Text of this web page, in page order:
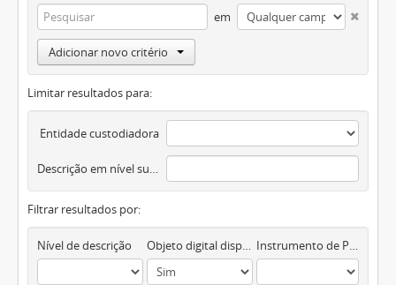
em
Adicionar novo critério
Limitar resultados para:
Entidade custodiadora
Descrição em nível superior
Filtrar resultados por:
Nível de descrição Objeto digital disponível Instrumento de Pesquisa